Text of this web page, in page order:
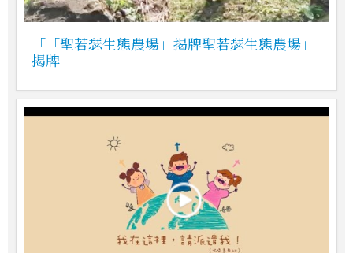
「「聖若瑟生態農場」揭牌聖若瑟生態農場」
揭牌